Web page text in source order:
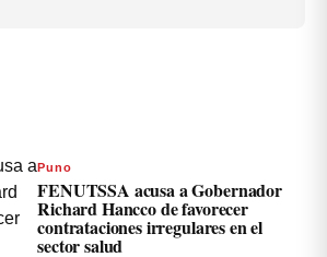
Puno
FENUTSSA acusa a Gobernador
Richard Hancco de favorecer
contrataciones irregulares en el
sector salud